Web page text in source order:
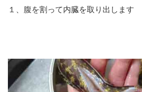
１、腹を割って内臓を取り出します